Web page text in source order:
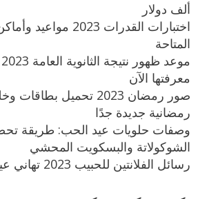
ألف دولار
اختبارات القدرات 2023
المتاحة
معرفتها الآن
صور رمضان 2023 تحميل
رمضانية جديدة جدًا
وصفات حلويات عيد الحب: طريقة
الشوكولاتة والبسكويت المحشي
رسائل الفلانتين للحبيب 2023 تهاني عيد حب سعيد للعشاق